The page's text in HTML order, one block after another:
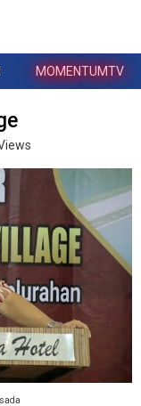
MOMENTUMTV